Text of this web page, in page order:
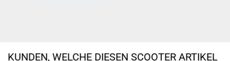
KUNDEN, WELCHE DIESEN SCOOTER ARTIKEL